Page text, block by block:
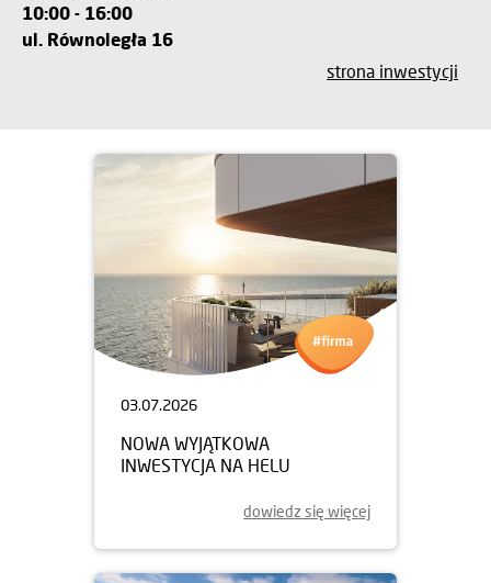
10:00 - 16:00
ul. Równoległa 16
strona inwestycji
03.07.2026
NOWA WYJĄTKOWA
INWESTYCJA NA HELU
dowiedz się więcej